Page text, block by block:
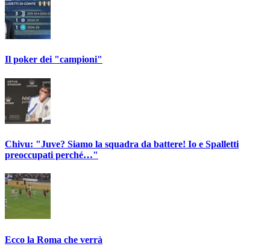
Il poker dei "campioni"
Chivu: "Juve? Siamo la squadra da battere! Io e Spalletti
preoccupati perché…"
Ecco la Roma che verrà